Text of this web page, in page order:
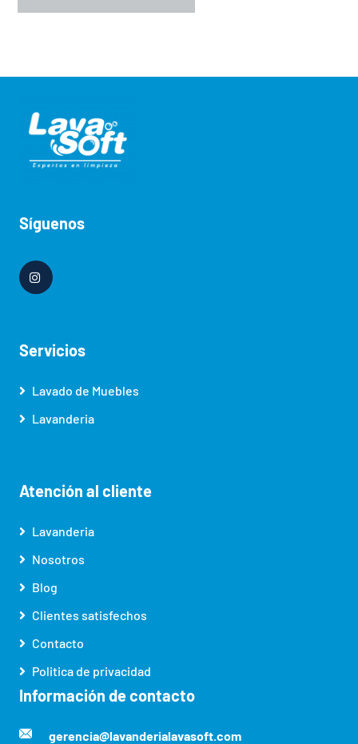
Síguenos
Servicios
Lavado de Muebles
Lavanderia
Atención al cliente
Lavanderia
Nosotros
Blog
Clientes satisfechos
Contacto
Politica de privacidad
Información de contacto
gerencia@lavanderialavasoft.com